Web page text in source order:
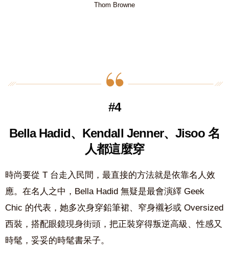
Thom Browne
#4
Bella Hadid、Kendall Jenner、Jisoo 名
人都這麼穿
時尚要從 T 台走入民間，最直接的方法就是依靠名人效
應。在名人之中，Bella Hadid 無疑是最會演繹 Geek
Chic 的代表，她多次身穿鉛筆裙、窄身襯衫或 Oversized
西裝，搭配眼鏡現身街頭，把正裝穿得叛逆高級、性感又
時髦，妥妥的時髦書呆子。